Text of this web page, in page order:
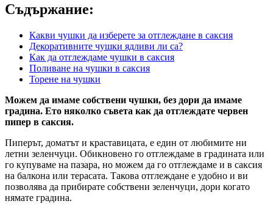
Съдържание:
Какви чушки да изберете за отглеждане в саксия
Декоративните чушки ядливи ли са?
Как да отглеждаме чушки в саксия
Поливане на чушки в саксия
Торене на чушки
Можем да имаме собствени чушки, без дори да имаме
градина. Ето няколко съвета как да отглеждате червен
пипер в саксия.
Пиперът, доматът и краставицата, е един от любимите ни
летни зеленчуци. Обикновено го отглеждаме в градината или
го купуваме на пазара, но можем да го отглеждаме и в саксия
на балкона или терасата. Такова отглеждане е удобно и ви
позволява да прибирате собствени зеленчуци, дори когато
нямате градина.